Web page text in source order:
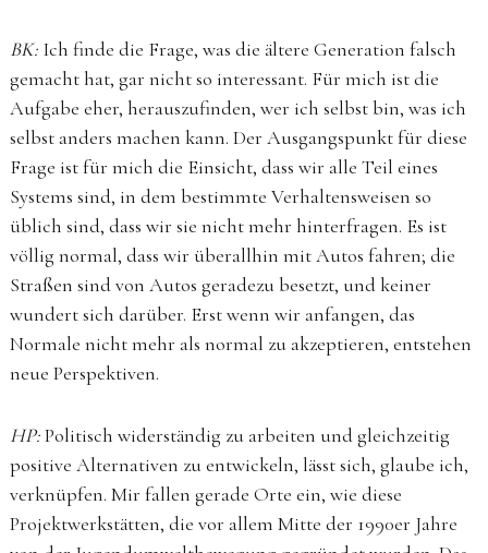
BK:Ich finde die Frage, was die ältere Generation falsch
gemacht hat, gar nicht so interessant. Für mich ist die
Aufgabe eher, herauszufinden, wer ich selbst bin, was ich
selbst anders machen kann. Der Ausgangspunkt für diese
Frage ist für mich die Einsicht, dass wir alle Teil eines
Systems sind, in dem bestimmte Verhaltensweisen so
üblich sind, dass wir sie nicht mehr hinterfragen. Es ist
völlig normal, dass wir überallhin mit Autos fahren; die
Straßen sind von Autos geradezu besetzt, und keiner
wundert sich darüber. Erst wenn wir anfangen, das
Normale nicht mehr als normal zu akzeptieren, entstehen
neue Perspektiven.
HP:Politisch widerständig zu arbeiten und gleichzeitig
positive Alternativen zu entwickeln, lässt sich, glaube ich,
verknüpfen. Mir fallen gerade Orte ein, wie diese
Projektwerkstätten, die vor allem Mitte der 1990er Jahre